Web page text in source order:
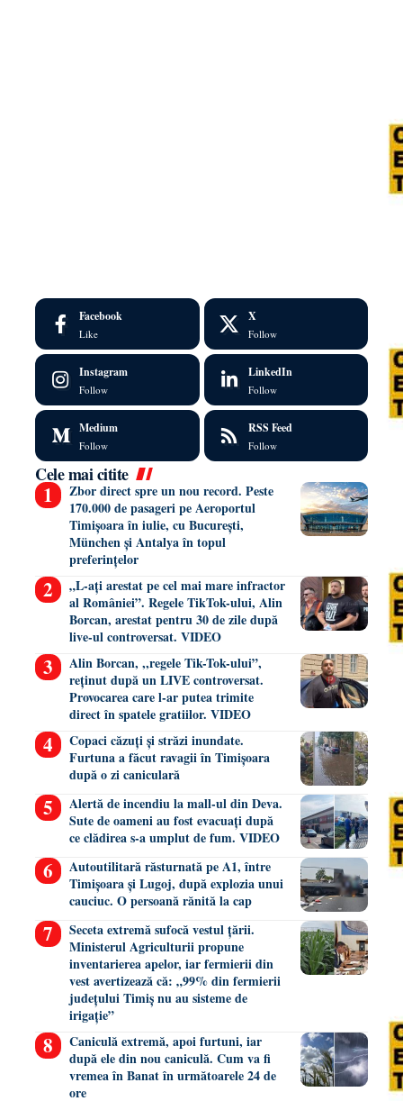
Facebook
Like
X
Follow
Instagram
Follow
LinkedIn
Follow
Medium
Follow
RSS Feed
Follow
Cele mai citite
Zbor direct spre un nou record. Peste
170.000 de pasageri pe Aeroportul
Timișoara în iulie, cu București,
München și Antalya în topul
preferințelor
„L-ați arestat pe cel mai mare infractor
al României”. Regele TikTok-ului, Alin
Borcan, arestat pentru 30 de zile după
live-ul controversat. VIDEO
Alin Borcan, ,,regele Tik-Tok-ului”,
reținut după un LIVE controversat.
Provocarea care l-ar putea trimite
direct în spatele gratiilor. VIDEO
Copaci căzuți și străzi inundate.
Furtuna a făcut ravagii în Timișoara
după o zi caniculară
Alertă de incendiu la mall-ul din Deva.
Sute de oameni au fost evacuați după
ce clădirea s-a umplut de fum. VIDEO
Autoutilitară răsturnată pe A1, între
Timișoara și Lugoj, după explozia unui
cauciuc. O persoană rănită la cap
Seceta extremă sufocă vestul țării.
Ministerul Agriculturii propune
inventarierea apelor, iar fermierii din
vest avertizează că: „99% din fermierii
județului Timiș nu au sisteme de
irigație”
Caniculă extremă, apoi furtuni, iar
după ele din nou caniculă. Cum va fi
vremea în Banat în următoarele 24 de
ore